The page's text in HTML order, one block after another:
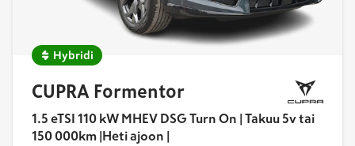
Hybridi
CUPRA Formentor
1.5 eTSI 110 kW MHEV DSG Turn On | Takuu 5v tai
150 000km |Heti ajoon |